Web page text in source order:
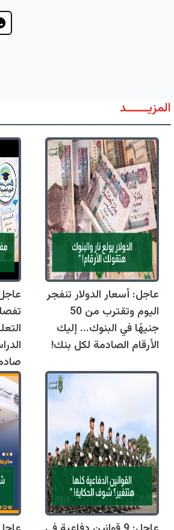
المزيــــــد
عاجل: أسعار الدولار تنفجر
اليوم وتقترب من 50
جنيهًا في البنوك... إليك
الأرقام الصادمة لكل بنك!